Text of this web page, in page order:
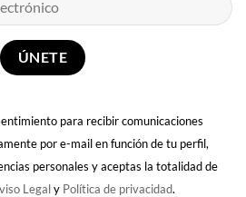
para recibir comunicaciones
por e-mail en función de tu perfil,
personales y aceptas la totalidad de
Legaly Política de privacidad.